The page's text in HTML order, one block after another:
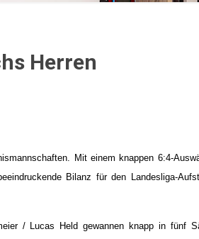
Herren
Mit einem knappen 6:4-
Bilanz für den Landesliga-
/ Lucas Held gewannen knapp in fünf